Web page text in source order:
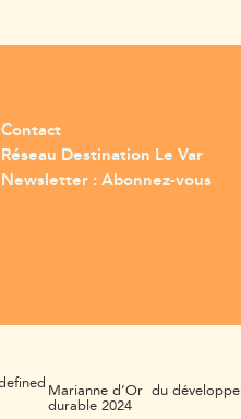
Contact
Réseau Destination Le Var
Newsletter : Abonnez-vous
Marianne d’Or du
durable 2024